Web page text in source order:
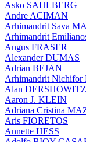
Asko SAHLBERG
Andre ACIMAN
Arhimandrit Sava
Arhimandrit
Angus FRASER
Alexander DUMAS
Adrian BEJAN
Arhimandrit Nichifor
Alan DERSHOWITZ
Aaron J. KLEIN
Adriana Cristina
Aris FIORETOS
Annette HESS